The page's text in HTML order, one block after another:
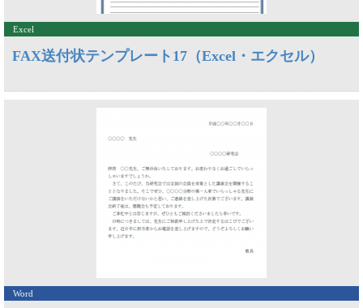
Excel
FAX送付状テンプレート17（Excel・エクセル）
Word